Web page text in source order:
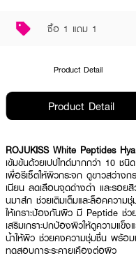
ซื้อ 1 แถม 1
Product Detail
Product Detail
ROJUKISS White Peptides
เข้มข้นด้วยเปปไทด์มากกว่า 10 ช
เพื่อรีเซ็ตให้ผิวกระจก ดูขาวสว่างก
เนียน ลดเลือนจุดด่างดำ และรอ
นมาส์ก ช่วยเติมเต็มและล็อคความ
ให้เกราะป้องกันผิว มี Peptide ช่
เสริมเกราะปกป้องผิวให้ดูความแข็
น้ำให้ผิว ช่วยคงความชุ่มชื่น พร้อ
ทดสอบการะระคายเคืองต่อผิว